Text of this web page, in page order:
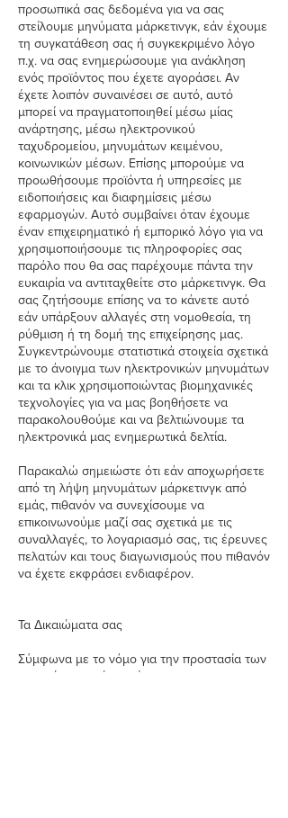
προσωπικά σας δεδομένα για να σας
στείλουμε μηνύματα μάρκετινγκ, εάν έχουμε
τη συγκατάθεση σας ή συγκεκριμένο λόγο
π.χ. να σας ενημερώσουμε για ανάκληση
ενός προϊόντος που έχετε αγοράσει. Αν
έχετε λοιπόν συναινέσει σε αυτό, αυτό
μπορεί να πραγματοποιηθεί μέσω μίας
ανάρτησης, μέσω ηλεκτρονικού
ταχυδρομείου, μηνυμάτων κειμένου,
κοινωνικών μέσων. Επίσης μπορούμε να
προωθήσουμε προϊόντα ή υπηρεσίες με
ειδοποιήσεις και διαφημίσεις μέσω
εφαρμογών. Αυτό συμβαίνει όταν έχουμε
έναν επιχειρηματικό ή εμπορικό λόγο για να
χρησιμοποιήσουμε τις πληροφορίες σας
παρόλο που θα σας παρέχουμε πάντα την
ευκαιρία να αντιταχθείτε στο μάρκετινγκ. Θα
σας ζητήσουμε επίσης να το κάνετε αυτό
εάν υπάρξουν αλλαγές στη νομοθεσία, τη
ρύθμιση ή τη δομή της επιχείρησης μας.
Συγκεντρώνουμε στατιστικά στοιχεία σχετικά
με το άνοιγμα των ηλεκτρονικών μηνυμάτων
και τα κλικ χρησιμοποιώντας βιομηχανικές
τεχνολογίες για να μας βοηθήσετε να
παρακολουθούμε και να βελτιώνουμε τα
ηλεκτρονικά μας ενημερωτικά δελτία.
Παρακαλώ σημειώστε ότι εάν αποχωρήσετε
από τη λήψη μηνυμάτων μάρκετινγκ από
εμάς, πιθανόν να συνεχίσουμε να
επικοινωνούμε μαζί σας σχετικά με τις
συναλλαγές, το λογαριασμό σας, τις έρευνες
πελατών και τους διαγωνισμούς που πιθανόν
να έχετε εκφράσει ενδιαφέρον.
Τα Δικαιώματα σας
Σύμφωνα με το νόμο για την προστασία των
φυσικών προσώπων έναντι της